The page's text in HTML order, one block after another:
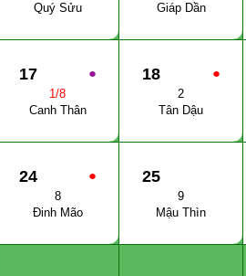
Quý Sửu
Giáp Dần
●
17
1/8
Canh Thân
●
18
2
Tân Dậu
●
24
8
Đinh Mão
25
9
Mậu Thìn